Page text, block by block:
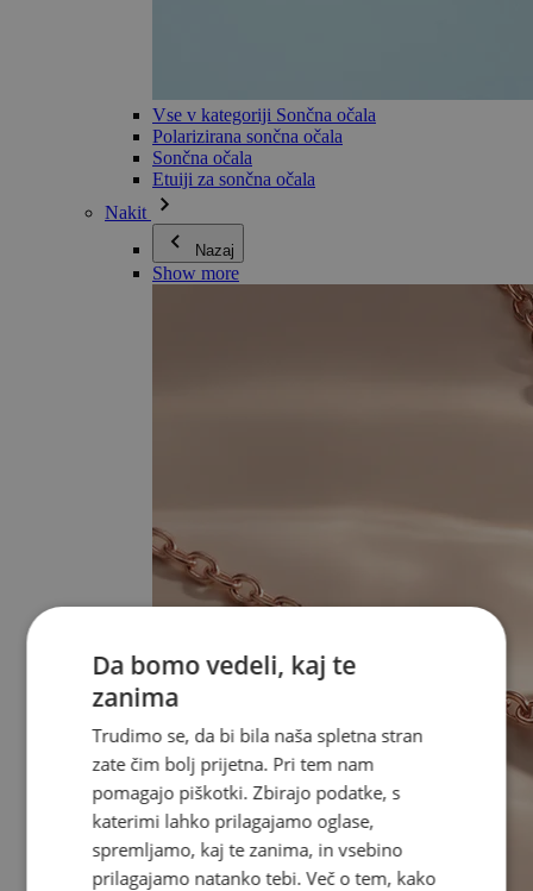
Vse v kategoriji Sončna očala
Polarizirana sončna očala
Sončna očala
Etuiji za sončna očala
Nakit
Nazaj
Show more
Da bomo vedeli, kaj te
zanima
Trudimo se, da bi bila naša spletna stran
zate čim bolj prijetna. Pri tem nam
pomagajo piškotki. Zbirajo podatke, s
katerimi lahko prilagajamo oglase,
spremljamo, kaj te zanima, in vsebino
prilagajamo natanko tebi. Več o tem, kako